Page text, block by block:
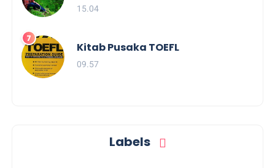
15.04
Kitab Pusaka TOEFL
09.57
Labels